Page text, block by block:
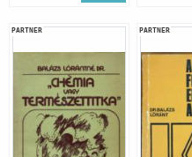
PARTNER PARTNER